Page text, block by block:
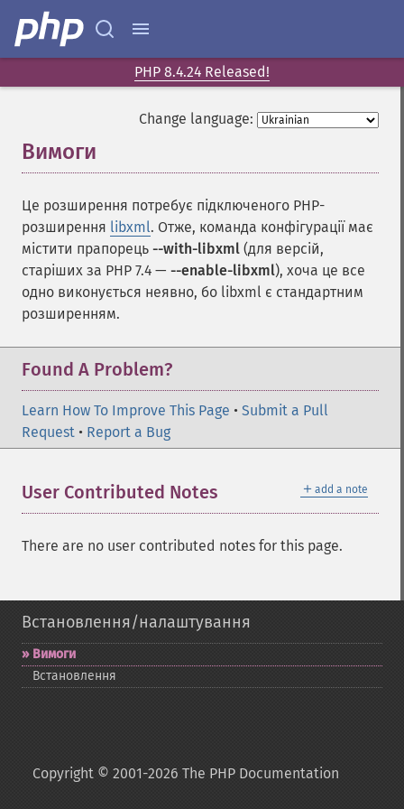
PHP 8.4.24 Released!
Change language:
Вимоги
Це розширення потребує підключеного PHP-
розширення libxml. Отже, команда конфігурації має
містити прапорець --with-libxml (для версій,
старіших за PHP 7.4 — --enable-libxml), хоча це все
одно виконується неявно, бо libxml є стандартним
розширенням.
Found A Problem?
Learn How To Improve This Page • Submit a Pull
Request • Report a Bug
＋ add a note
User Contributed Notes
There are no user contributed notes for this page.
Встановлення/налаштування
Вимоги
Встановлення
Copyright © 2001-2026 The PHP Documentation